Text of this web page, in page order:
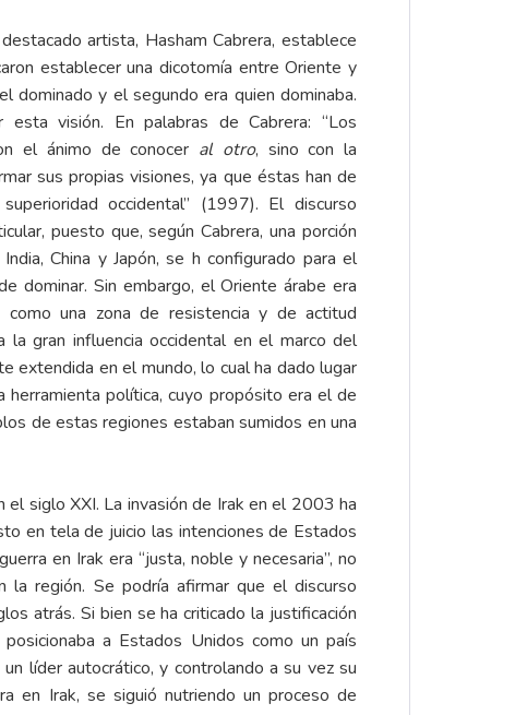
artista, Hasham Cabrera, establece
establecer una dicotomía entre Oriente y
dominado y el segundo era quien dominaba.
esta visión. En palabras de Cabrera: “Los
el ánimo de conocer al otro, sino con la
sus propias visiones, ya que éstas han de
occidental” (1997). El discurso
puesto que, según Cabrera, una porción
China y Japón, se h configurado para el
dominar. Sin embargo, el Oriente árabe era
una zona de resistencia y de actitud
la gran influencia occidental en el marco del
extendida en el mundo, lo cual ha dado lugar
política, cuyo propósito era el de
de estas regiones estaban sumidos en una
siglo XXI. La invasión de Irak en el 2003 ha
en tela de juicio las intenciones de Estados
en Irak era “justa, noble y necesaria”, no
la región. Se podría afirmar que el discurso
atrás. Si bien se ha criticado la justificación
a Estados Unidos como un país
líder autocrático, y controlando a su vez su
en Irak, se siguió nutriendo un proceso de